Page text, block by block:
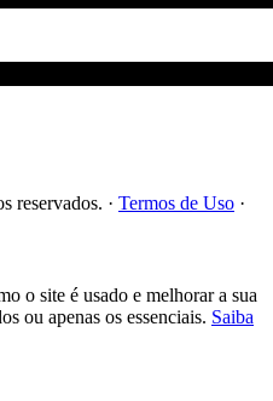
reservados. · Termos de Uso ·
o site é usado e melhorar a sua
ou apenas os essenciais. Saiba